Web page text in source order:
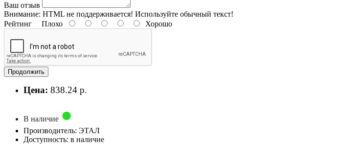
Ваш отзыв
Внимание: HTML не поддерживается! Используйте обычный текст!
Рейтинг Плохо Хорошо
Продолжить
Цена: 838.24 р.
В наличие
Производитель: ЭТАЛ
Доступность: в наличие